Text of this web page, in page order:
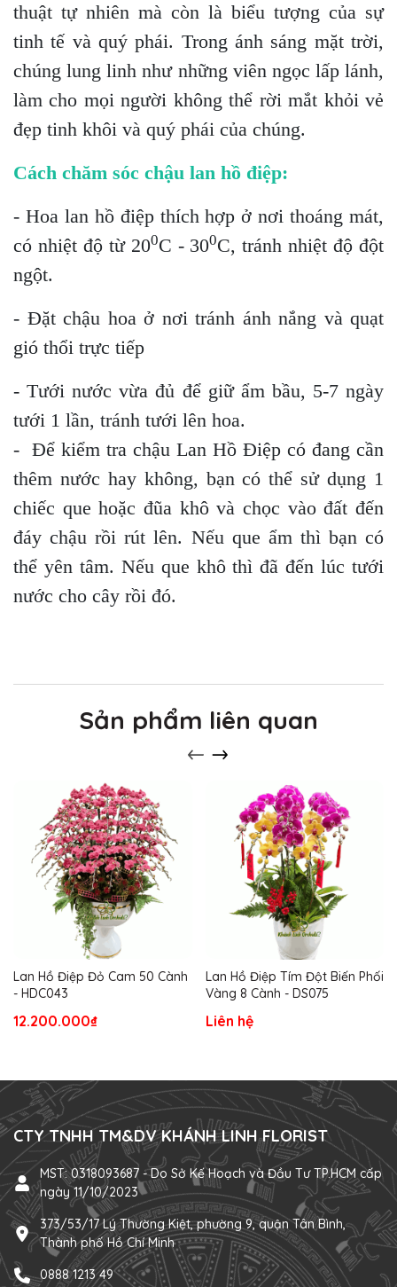
thuật tự nhiên mà còn là biểu tượng của sự
tinh tế và quý phái. Trong ánh sáng mặt trời,
chúng lung linh như những viên ngọc lấp lánh,
làm cho mọi người không thể rời mắt khỏi vẻ
đẹp tinh khôi và quý phái của chúng.
Cách chăm sóc chậu lan hồ điệp:
- Hoa lan hồ điệp thích hợp ở nơi thoáng mát,
có nhiệt độ từ 200C - 300C, tránh nhiệt độ đột
ngột.
- Đặt chậu hoa ở nơi tránh ánh nắng và quạt
gió thổi trực tiếp
- Tưới nước vừa đủ để giữ ẩm bầu, 5-7 ngày
tưới 1 lần, tránh tưới lên hoa.
- Để kiểm tra chậu Lan Hồ Điệp có đang cần
thêm nước hay không, bạn có thể sử dụng 1
chiếc que hoặc đũa khô và chọc vào đất đến
đáy chậu rồi rút lên. Nếu que ẩm thì bạn có
thể yên tâm. Nếu que khô thì đã đến lúc tưới
nước cho cây rồi đó.
Sản phẩm liên quan
Lan Hồ Điệp Đỏ Cam 50 Cành
- HDC043
12.200.000₫
Lan Hồ Điệp Tím Đột Biến Phối
Vàng 8 Cành - DS075
Liên hệ
CTY TNHH TM&DV KHÁNH LINH FLORIST
MST: 0318093687 - Do Sở Kế Hoạch và Đầu Tư TP.HCM cấp
ngày 11/10/2023
373/53/17 Lý Thường Kiệt, phường 9, quận Tân Bình,
Thành phố Hồ Chí Minh
0888 1213 49